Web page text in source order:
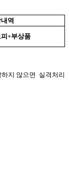
역
+부상품
지 않으면 실격처리